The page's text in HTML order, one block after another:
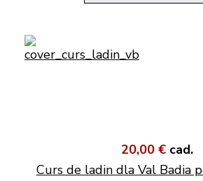
20,00 € cad.
Curs de ladin dla Val Badia